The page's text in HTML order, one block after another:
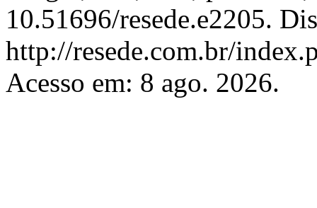
10.51696/resede.e2205.
http://resede.com.br/
Acesso em: 8 ago. 2026.